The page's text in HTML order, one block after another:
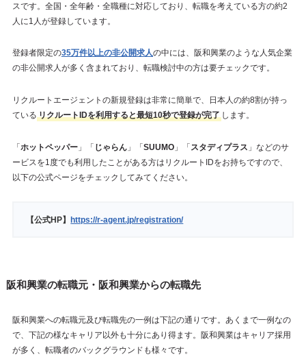
スです。全国・全年齢・全職種に対応しており、転職を考えている方の約2
人に1人が登録しています。
登録者限定の35万件以上の非公開求人の中には、阪和興業のような人気企業
の非公開求人が多く含まれており、転職検討中の方は要チェックです。
リクルートエージェントの新規登録は非常に簡単で、日本人の約8割が持っ
ている リクルートIDを利用すると最短10秒で登録が完了します。
「ホットペッパー」「 じゃらん」「SUUMO」「 スタディプラス 」などのサ
ービスを1度でも利用したことがある方はリクルートIDをお持ちですので、
以下の公式ページをチェックしてみてください。
【公式HP】https://r-agent.jp/registration/
阪和興業の転職元・阪和興業からの転職先
阪和興業への転職元及び転職先の一例は下記の通りです。あくまで一例なの
で、下記の様なキャリア以外も十分にあり得ます。阪和興業はキャリア採用
が多く、転職者のバックグラウンドも様々です。